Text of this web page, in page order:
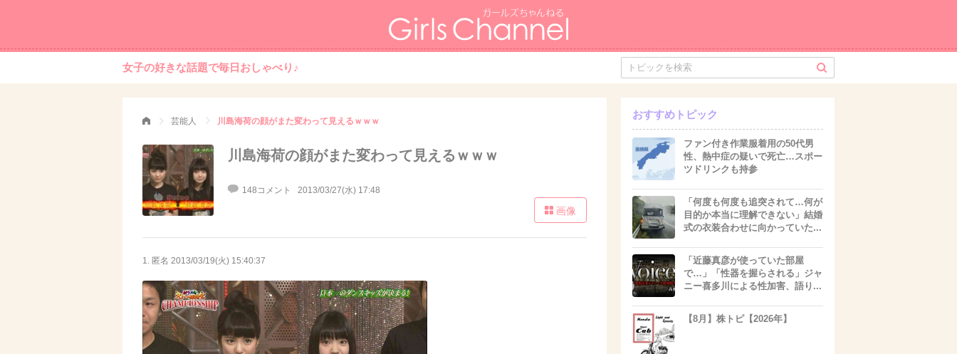
女子の好きな話題で毎日おしゃべり♪
芸能人 川島海荷の顔がまた変わって見えるｗｗｗ
川島海荷の顔がまた変わって見えるｗｗｗ
148コメント 2013/03/27(水) 17:48
画像
1. 匿名 2013/03/19(火) 15:40:37
おすすめトピック
ファン付き作業服着用の50代男
性、熱中症の疑いで死亡…スポー
ツドリンクも持参
「何度も何度も追突されて…何が
目的か本当に理解できない」結婚
式の衣装合わせに向かっていた...
「近藤真彦が使っていた部屋
で…」「性器を握らされる」ジャ
ニー喜多川による性加害、語り...
【8月】株トピ【2026年】